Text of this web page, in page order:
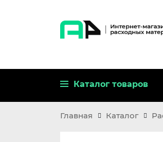
Каталог товаров
Главная Каталог